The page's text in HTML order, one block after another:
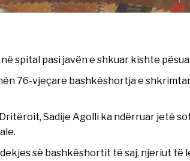
spital pasi javën e shkuar kishte
76-vjeçare bashkëshortja e
Sadije Agolli ka ndërruar jetë
së bashkëshortit të saj, njeriut të